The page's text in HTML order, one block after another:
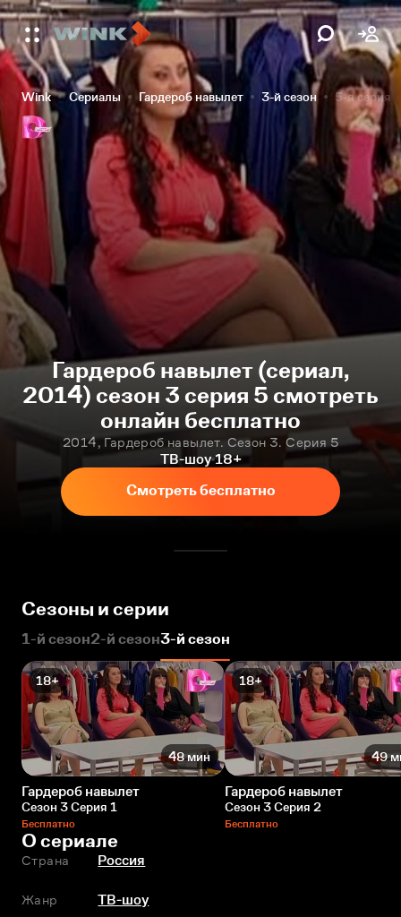
Wink Сериалы Гардероб навылет 3-й сезон 5-я серия
Гардероб навылет (сериал,
2014) сезон 3 серия 5 смотреть
онлайн бесплатно
2014, Гардероб навылет. Сезон 3. Серия 5
ТВ-шоу 18+
Смотреть бесплатно
Сезоны и серии
1-й сезон2-й сезон3-й сезон
18+
48 мин
Гардероб навылет
Сезон 3 Серия 1
Бесплатно
18+
49
Гардероб навылет
Сезон 3 Серия 2
Бесплатно
О сериале
Страна Россия
Жанр ТВ-шоу